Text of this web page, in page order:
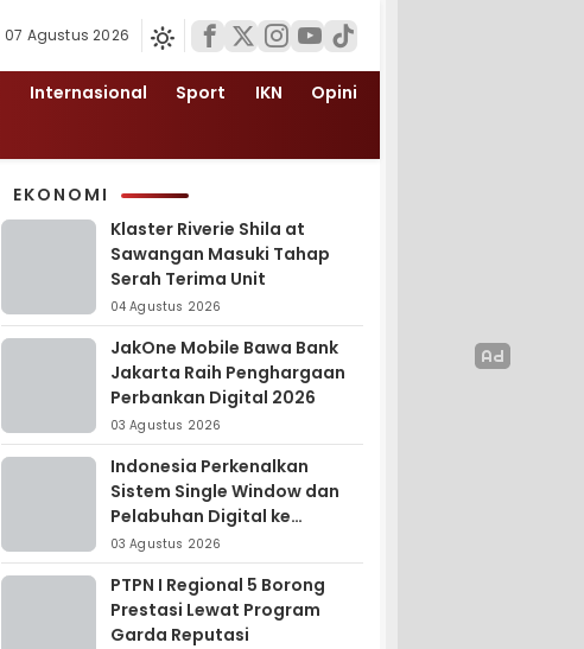
07 Agustus 2026
Internasional Sport IKN
Opini
EKONOMI
Klaster Riverie Shila at
Sawangan Masuki Tahap
Serah Terima Unit
04 Agustus 2026
JakOne Mobile Bawa Bank
Jakarta Raih Penghargaan
Perbankan Digital 2026
03 Agustus 2026
Indonesia Perkenalkan
Sistem Single Window dan
Pelabuhan Digital ke
Madagaskar
03 Agustus 2026
PTPN I Regional 5 Borong
Prestasi Lewat Program
Garda Reputasi